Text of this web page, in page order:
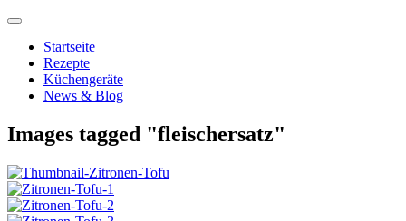
Startseite
Rezepte
Küchengeräte
News & Blog
Images tagged "fleischersatz"